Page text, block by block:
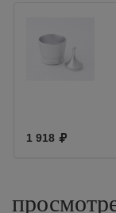
1 918